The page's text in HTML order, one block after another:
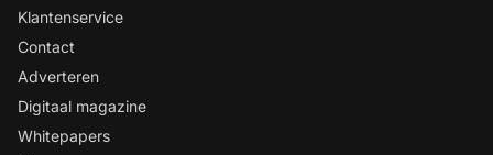
Klantenservice
Contact
Adverteren
Digitaal magazine
Whitepapers